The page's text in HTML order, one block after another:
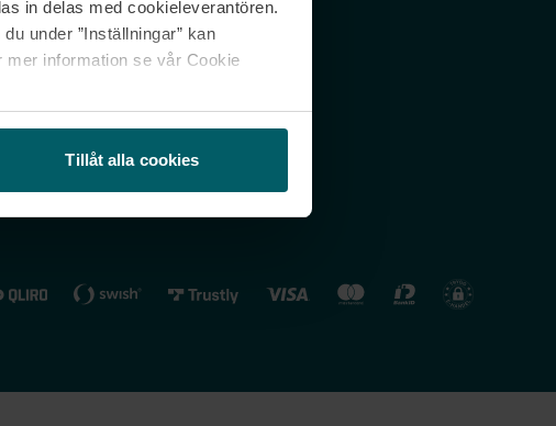
in delas med cookieleverantören.
under ”Inställningar” kan
information se vår Cookie
Tillåt alla cookies